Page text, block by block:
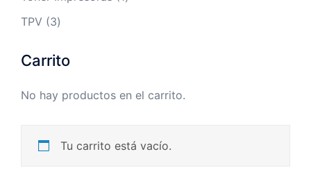
TPV 33
Carrito
No hay productos en el carrito.
Tu carrito está vacío.